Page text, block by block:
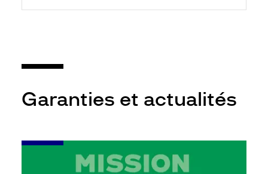
Garanties et actualités
-